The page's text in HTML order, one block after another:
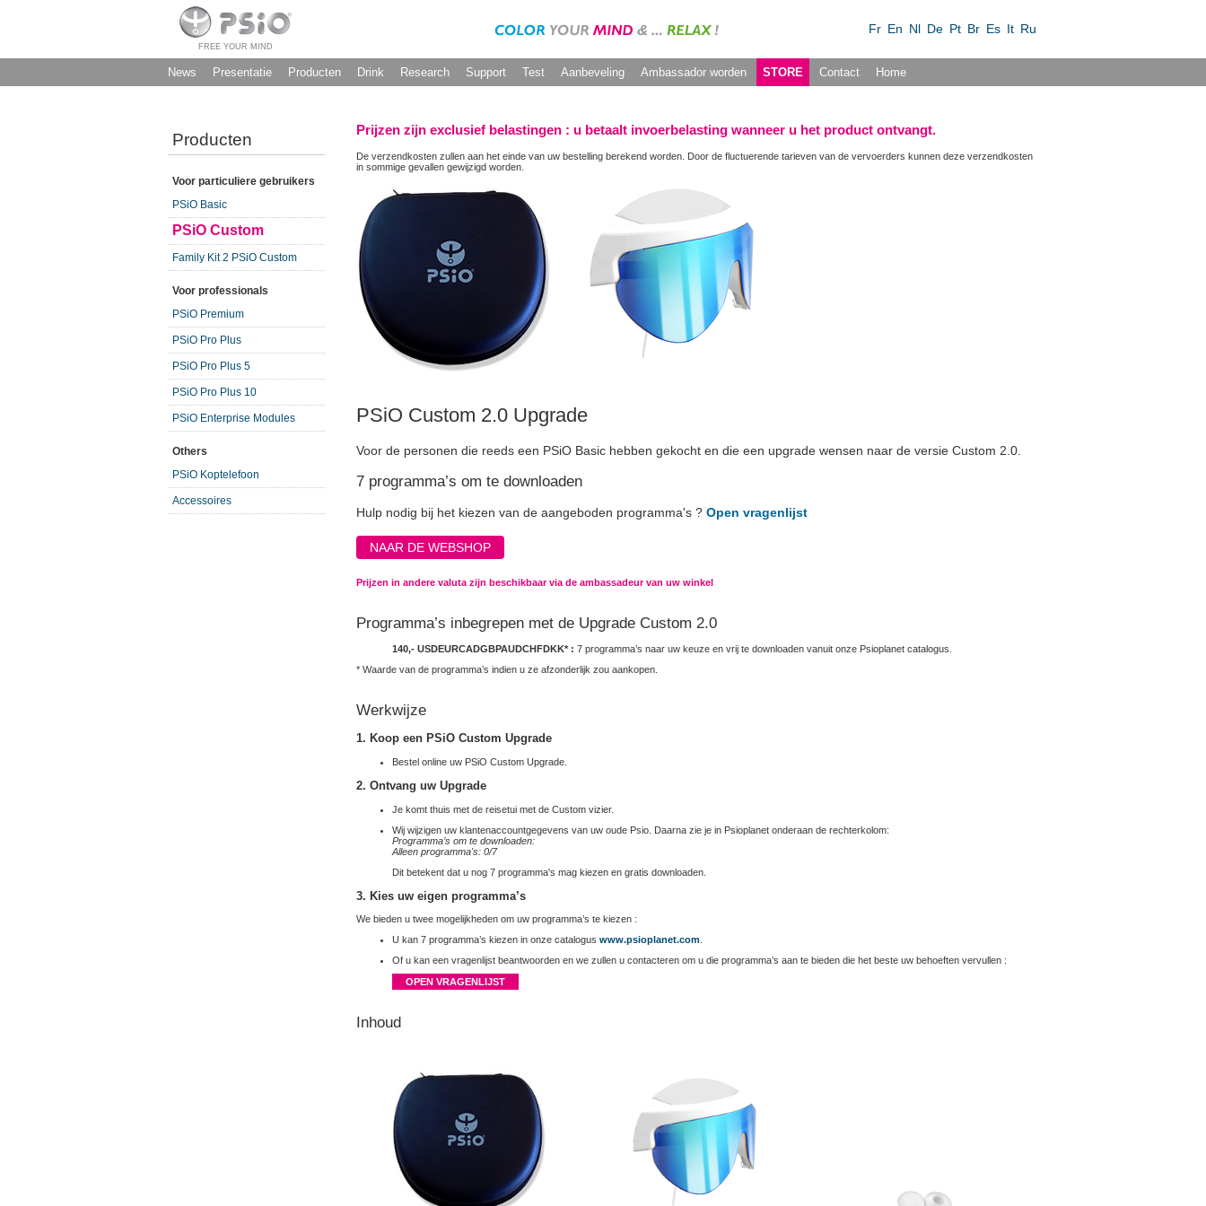
FREE YOUR MIND
Fr En Nl De Pt Br Es It Ru
News Presentatie Producten Drink Research Support Test Aanbeveling Ambassador worden STORE Contact Home
Producten
Voor particuliere gebruikers
PSiO Basic
PSiO Custom
Family Kit 2 PSiO Custom
Voor professionals
PSiO Premium
PSiO Pro Plus
PSiO Pro Plus 5
PSiO Pro Plus 10
PSiO Enterprise Modules
Others
PSiO Koptelefoon
Accessoires
Prijzen zijn exclusief belastingen : u betaalt invoerbelasting wanneer u het product ontvangt.
De verzendkosten zullen aan het einde van uw bestelling berekend worden. Door de fluctuerende tarieven van de vervoerders kunnen deze verzendkosten
in sommige gevallen gewijzigd worden.
PSiO Custom 2.0 Upgrade
Voor de personen die reeds een PSiO Basic hebben gekocht en die een upgrade wensen naar de versie Custom 2.0.
7 programma’s om te downloaden
Hulp nodig bij het kiezen van de aangeboden programma's ? Open vragenlijst
NAAR DE WEBSHOP
Prijzen in andere valuta zijn beschikbaar via de ambassadeur van uw winkel
Programma’s inbegrepen met de Upgrade Custom 2.0
140,- USDEURCADGBPAUDCHFDKK* : 7 programma’s naar uw keuze en vrij te downloaden vanuit onze Psioplanet catalogus.
* Waarde van de programma’s indien u ze afzonderlijk zou aankopen.
Werkwijze
1. Koop een PSiO Custom Upgrade
Bestel online uw PSiO Custom Upgrade.
2. Ontvang uw Upgrade
Je komt thuis met de reisetui met de Custom vizier.
Wij wijzigen uw klantenaccountgegevens van uw oude Psio. Daarna zie je in Psioplanet onderaan de rechterkolom:
Programma’s om te downloaden:
Alleen programma's: 0/7
Dit betekent dat u nog 7 programma's mag kiezen en gratis downloaden.
3. Kies uw eigen programma’s
We bieden u twee mogelijkheden om uw programma’s te kiezen :
U kan 7 programma’s kiezen in onze catalogus www.psioplanet.com.
Of u kan een vragenlijst beantwoorden en we zullen u contacteren om u die programma’s aan te bieden die het beste uw behoeften vervullen :
OPEN VRAGENLIJST
Inhoud